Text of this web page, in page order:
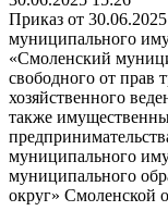
Приказ от
муниципального
«Смоленский
свободного от прав
хозяйственного
также
муниципального
муниципального
округ» Смоленской